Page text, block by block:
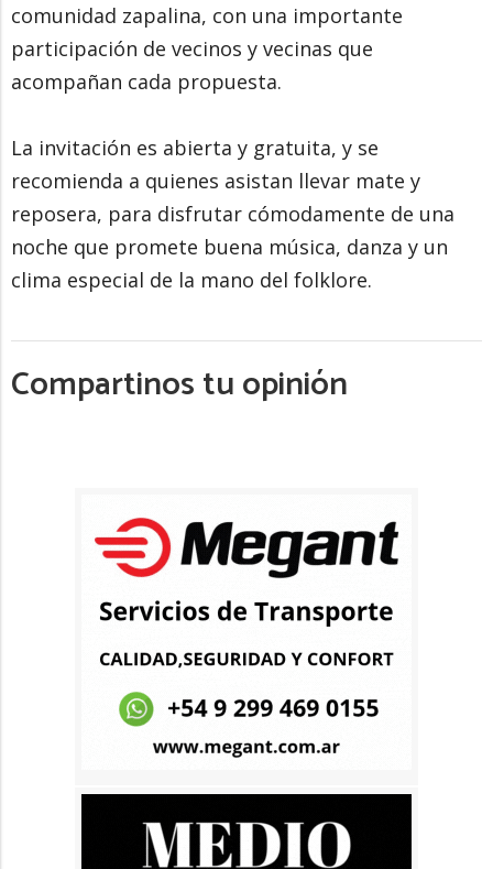
comunidad zapalina, con una importante
participación de vecinos y vecinas que
acompañan cada propuesta.
La invitación es abierta y gratuita, y se
recomienda a quienes asistan llevar mate y
reposera, para disfrutar cómodamente de una
noche que promete buena música, danza y un
clima especial de la mano del folklore.
Compartinos tu opinión